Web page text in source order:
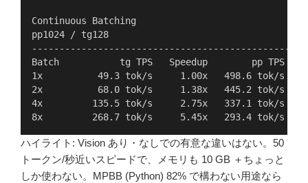
Continuous Batching
pp1024 / tg128
Batch           tg TPS   Speedup        pp TPS
1x          49.3 tok/s     1.00x   498.6 tok/s
2x          68.0 tok/s     1.38x   445.2 tok/s
4x         135.5 tok/s     2.75x   337.1 tok/s
8x         268.7 tok/s     5.45x   293.4 tok/s
ハイライト: Vision あり・なしでの有意な違いはない。50
トークン/秒近いスピードで、メモリも 10 GB ＋ちょっと
しか使わない。MPBB (Python) 82% で構わない用途なら